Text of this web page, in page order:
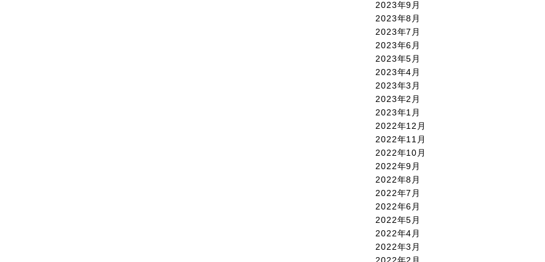
2023年9月
2023年8月
2023年7月
2023年6月
2023年5月
2023年4月
2023年3月
2023年2月
2023年1月
2022年12月
2022年11月
2022年10月
2022年9月
2022年8月
2022年7月
2022年6月
2022年5月
2022年4月
2022年3月